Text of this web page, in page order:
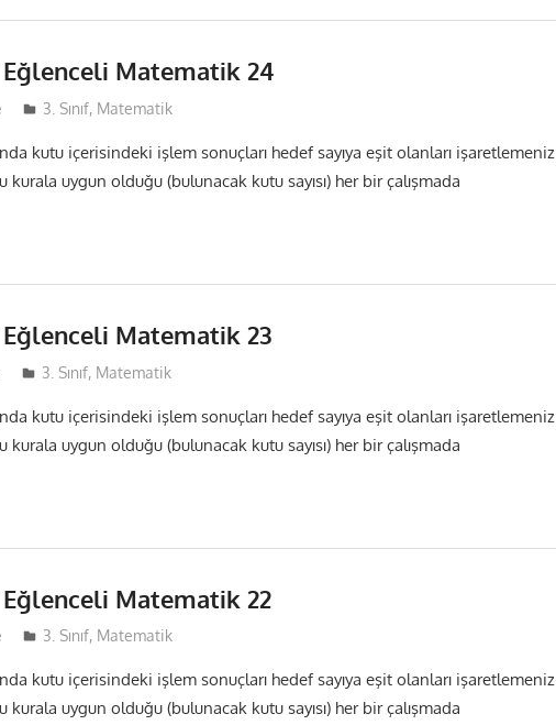
Matematik 24
3. Sınıf, Matematik
kutu içerisindeki işlem sonuçları hedef sayıya eşit olanları işaretlemeniz
uygun olduğu (bulunacak kutu sayısı) her bir çalışmada
Matematik 23
3. Sınıf, Matematik
kutu içerisindeki işlem sonuçları hedef sayıya eşit olanları işaretlemeniz
uygun olduğu (bulunacak kutu sayısı) her bir çalışmada
Matematik 22
3. Sınıf, Matematik
kutu içerisindeki işlem sonuçları hedef sayıya eşit olanları işaretlemeniz
uygun olduğu (bulunacak kutu sayısı) her bir çalışmada